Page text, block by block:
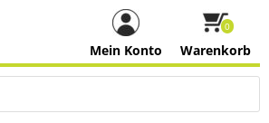
Warenkorb
0
Mein Konto